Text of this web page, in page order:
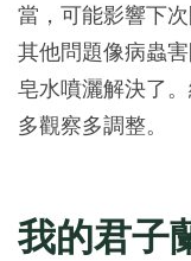
當，可能影響下次
其他問題像病蟲
皂水噴灑解決了
多觀察多調整。
我的君子